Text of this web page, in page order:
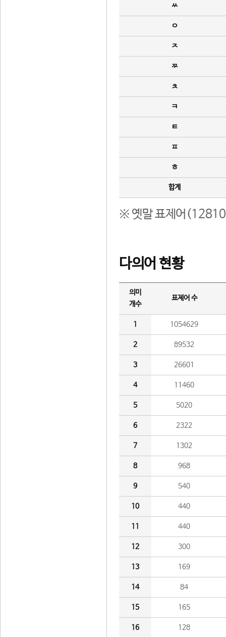
ㅆ
ㅇ
ㅈ
ㅉ
ㅊ
ㅋ
ㅌ
ㅍ
ㅎ
합계
※ 옛말 표제어(12810
다의어 현황
의미
개수
표제어 수
1 1054629
2 89532
3 26601
4 11460
5 5020
6 2322
7 1302
8 968
9 540
10 440
11 440
12 300
13 169
14 84
15 165
16 128